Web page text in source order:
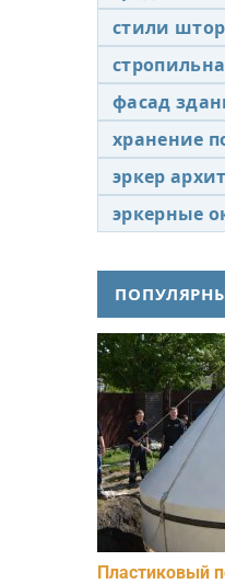
стили штор
фасад
хранение
эркер
эркерные
Пластиковый